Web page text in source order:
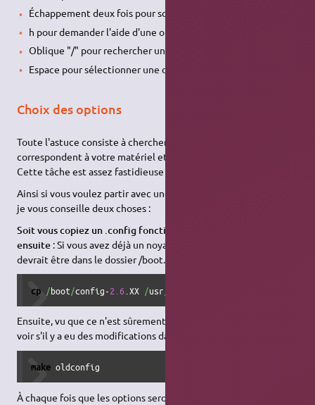
Échappement deux fois pour sortir d'un sous-menu
h pour demander l'aide d'une option
Oblique "/" pour rechercher une option
Espace pour sélectionner une option
Choix des options
Toute l'astuce consiste à chercher les options qui
correspondent à votre matériel et à les activer avec espace.
Cette tâche est assez fastidieuse si on part de zéro
Ainsi si vous voulez partir avec une config qui devrait marcher
je vous conseille deux choses :
Soit vous copiez un .config fonctionnel que vous optimiserez
ensuite : Si vous avez déjà un noyau fonctionnel, son .config
devrait être dans le dossier /boot. Pour le copier (par exemple) :
cp /boot/config-2.6 .XX /usr
Ensuite, vu que ce n'est sûrement pas la même version, il faut
voir s'il y a eu des modifications dans la configuration :
make oldconfig
À chaque fois que les options seront différentes, on vous